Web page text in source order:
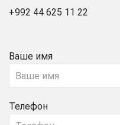
+992 44 625 11 22
Ваше имя
Телефон